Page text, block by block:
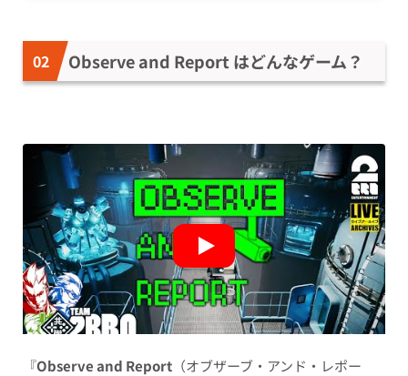
Observe and Report はどんなゲーム？
『Observe and Report（オブザーブ・アンド・レポー